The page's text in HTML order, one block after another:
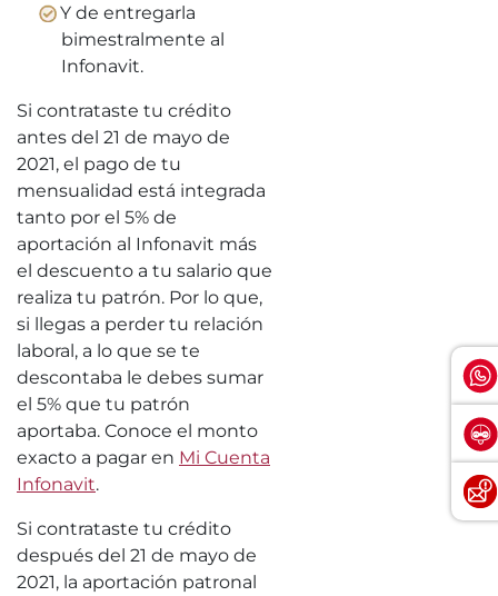
Y de entregarla
bimestralmente al
Infonavit.
Si contrataste tu crédito
antes del 21 de mayo de
2021, el pago de tu
mensualidad está integrada
tanto por el 5% de
aportación al Infonavit más
el descuento a tu salario que
realiza tu patrón. Por lo que,
si llegas a perder tu relación
laboral, a lo que se te
descontaba le debes sumar
el 5% que tu patrón
aportaba. Conoce el monto
exacto a pagar en Mi Cuenta
Infonavit.
Si contrataste tu crédito
después del 21 de mayo de
2021, la aportación patronal